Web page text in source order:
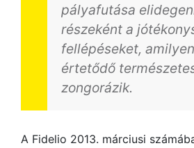
pályafutása
részeként a
fellépéseket,
értetődő
zongorázik.
A Fidelio 2013. márciusi